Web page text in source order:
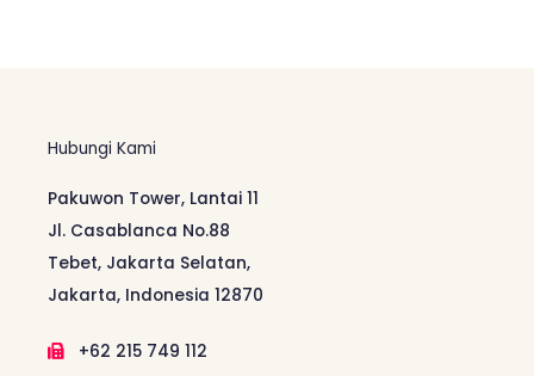
Hubungi Kami
Pakuwon Tower, Lantai 11
Jl. Casablanca No.88
Tebet, Jakarta Selatan,
Jakarta, Indonesia 12870
+62 215 749 112